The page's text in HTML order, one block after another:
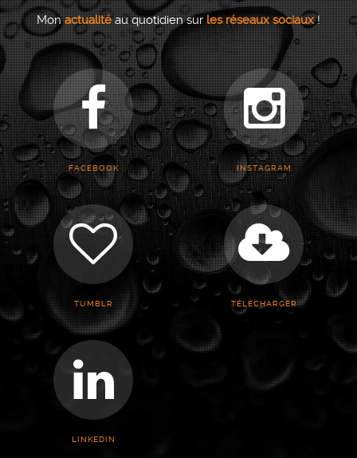
Monactualitéau quotidien sur les réseaux sociaux!
FACEBOOK INSTAGRAM
TUMBLR TÉLÉCHARGER
LINKEDIN